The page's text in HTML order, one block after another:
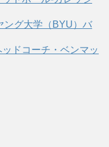
ング大学（BYU）バ
ドコーチ・ベンマッ